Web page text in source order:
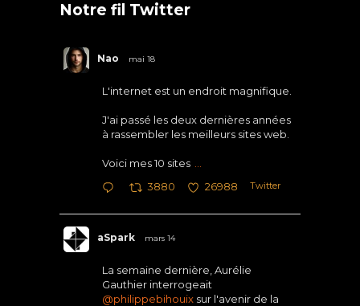
Notre fil Twitter
Nao mai 18
L'internet est un endroit magnifique.
J'ai passé les deux dernières années
à rassembler les meilleurs sites web.
Voici mes 10 sites
3880 26988 Twitter
aSpark mars 14
La semaine dernière, Aurélie
Gauthier interrogeait
@philippebihouix sur l'avenir de la